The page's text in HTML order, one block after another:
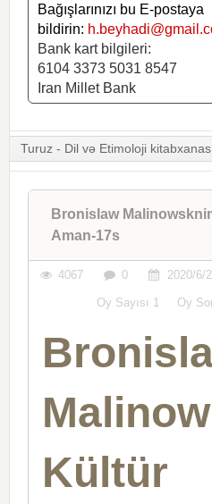
Bağışlarınızı bu E-postaya
bildirin:
Bank kart bilgileri:
6104 3373 5031 8547
Iran Millet Bank
Turuz - Dil və Etimoloji
Bronislaw
Aman-17s
4067 0 2020/6/
Oy Sayısı 1 Oy
Kültür